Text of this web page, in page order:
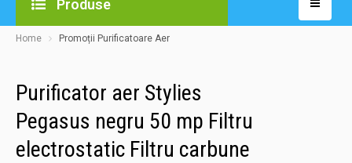
Produse
Home Promoții Purificatoare Aer
Purificator aer Stylies
Pegasus negru 50 mp Filtru
electrostatic Filtru carbune